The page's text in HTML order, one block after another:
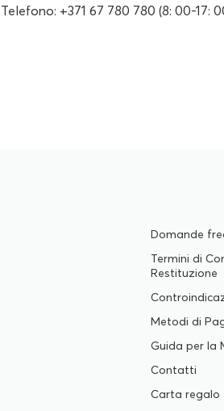
Telefono: +371 67 780 780 (8: 00-17:
Domande
Termini di
Restituzione
Metodi di
Guida per la
Contatti
Carta regalo